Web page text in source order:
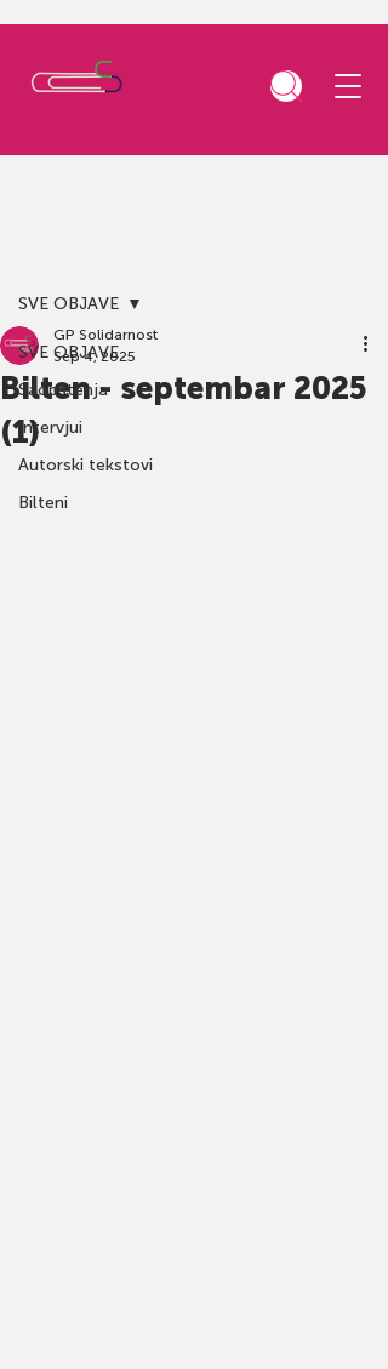
SVE OBJAVE
Saopštenja
Intervjui
Autorski tekstovi
Bilteni
SVE OBJAVE
Bilten - septembar 2025
(1)
GP Solidarnost
Sep 4, 2025